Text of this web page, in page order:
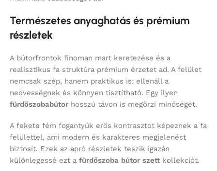
Természetes anyaghatás és prémium
részletek
A bútorfrontok finoman mart keretezése és a
realisztikus fa struktúra prémium érzetet ad. A felület
nemcsak szép, hanem praktikus is: ellenáll a
nedvességnek és könnyen tisztítható. Egy ilyen
fürdőszobabútor hosszú távon is megőrzi minőségét.
A fekete fém fogantyúk erős kontrasztot képeznek a fa
felülettel, ami modern és karakteres megjelenést
biztosít. Ezek az apró részletek teszik igazán
különlegessé ezt a fürdőszoba bútor szett kollekciót.